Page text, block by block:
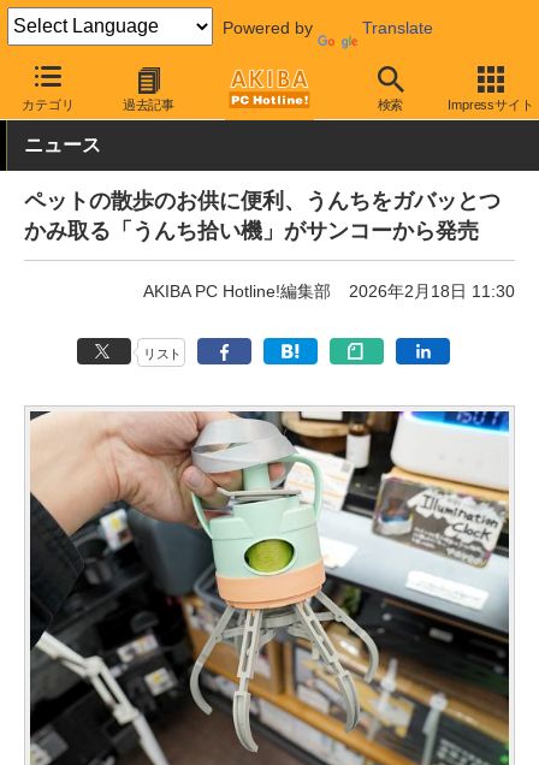
Powered by Translate
カテゴリ 過去記事 検索 Impressサイト
AKIBA PC Hotline! おもしろグッズ・キャラもの おもしろグッズ
ニュース
ペットの散歩のお供に便利、うんちをガバッとつ
かみ取る「うんち拾い機」がサンコーから発売
AKIBA PC Hotline!編集部 2026年2月18日 11:30
リスト